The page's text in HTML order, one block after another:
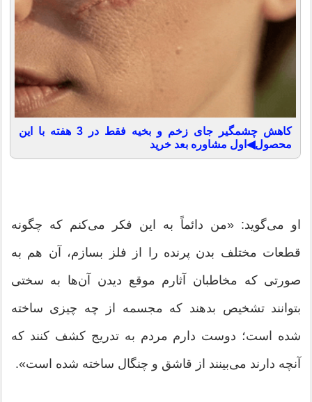
کاهش چشمگیر جای زخم و بخیه فقط در 3 هفته با این
محصول◀اول مشاوره بعد خرید
او می‌گوید: «من دائماً به این فکر می‌کنم که چگونه
قطعات مختلف بدن پرنده را از فلز بسازم، آن هم به
صورتی که مخاطبان آثارم موقع دیدن آن‌ها به سختی
بتوانند تشخیص بدهند که مجسمه از چه چیزی ساخته
شده است؛ دوست دارم مردم به تدریج کشف کنند که
آنچه دارند می‌بینند از قاشق و چنگال ساخته شده است».